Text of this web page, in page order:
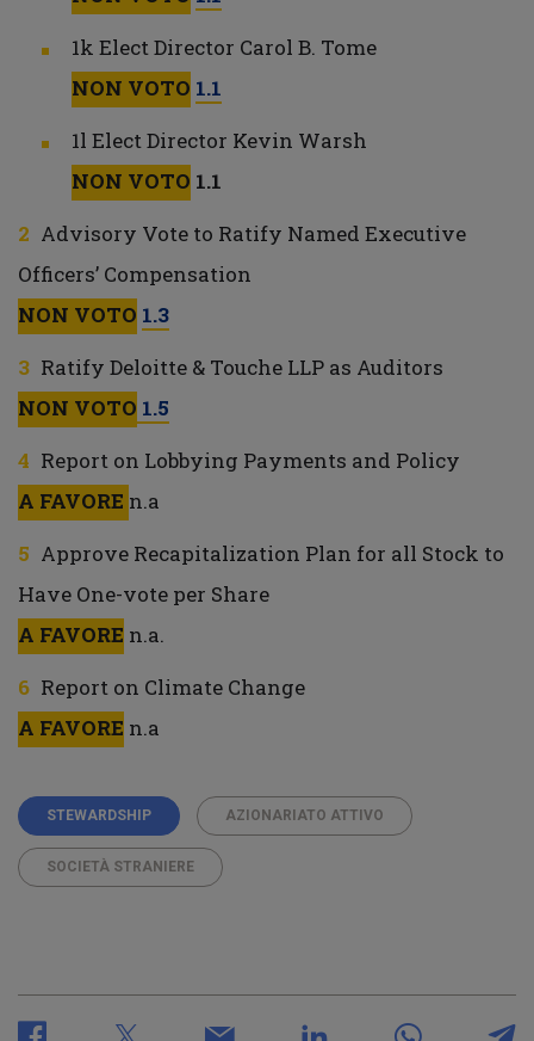
1k Elect Director Carol B. Tome
NON VOTO 1.1
1l Elect Director Kevin Warsh
NON VOTO 1.1
Advisory Vote to Ratify Named Executive
Officers’ Compensation
NON VOTO 1.3
Ratify Deloitte & Touche LLP as Auditors
NON VOTO 1.5
Report on Lobbying Payments and Policy
A FAVORE n.a
Approve Recapitalization Plan for all Stock to
Have One-vote per Share
A FAVORE n.a.
Report on Climate Change
A FAVORE n.a
STEWARDSHIP AZIONARIATO ATTIVO
SOCIETÀ STRANIERE